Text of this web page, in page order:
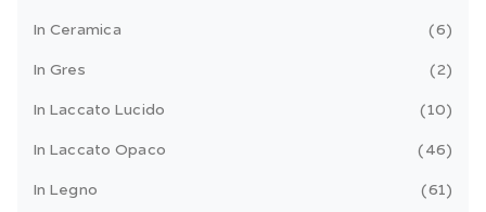
In Ceramica 6
In Gres 2
In Laccato Lucido 10
In Laccato Opaco 46
In Legno 61